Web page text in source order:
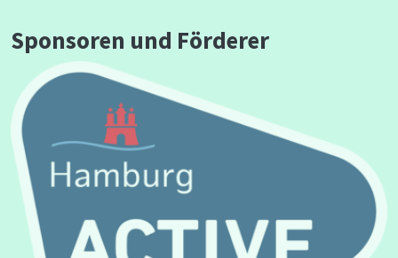
Sponsoren und Förderer